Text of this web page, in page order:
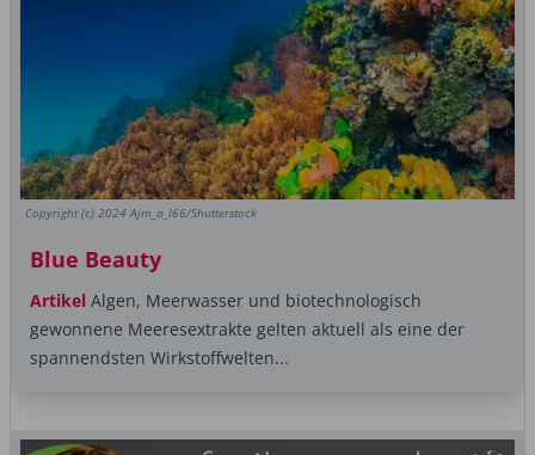
Copyright (c) 2024 Ajm_a_l66/Shutterstock
Blue Beauty
Artikel Algen, Meerwasser und biotechnologisch
gewonnene Meeresextrakte gelten aktuell als eine der
spannendsten Wirkstoffwelten...